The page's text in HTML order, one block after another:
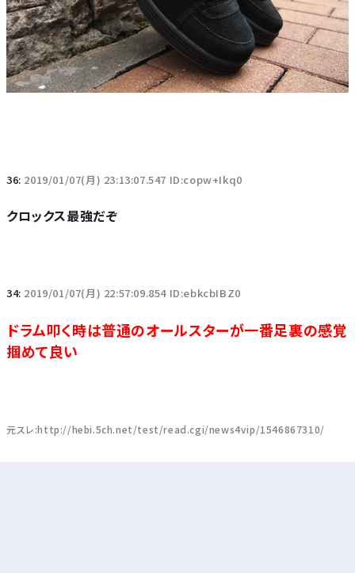
36: 2019/01/07(月) 23:13:07.547 ID:copw+Ikq0
クロックス最強だぞ
34: 2019/01/07(月) 22:57:09.854 ID:ebkcbIBZ0
ドラム叩く時は普通のオールスターが一番足裏の感覚
掴めて良い
元スレ:http://hebi.5ch.net/test/read.cgi/news4vip/1546867310/